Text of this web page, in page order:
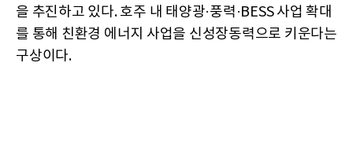
을 추진하고 있다. 호주 내 태양광·풍력·BESS 사업 확대
를 통해 친환경 에너지 사업을 신성장동력으로 키운다는
구상이다.